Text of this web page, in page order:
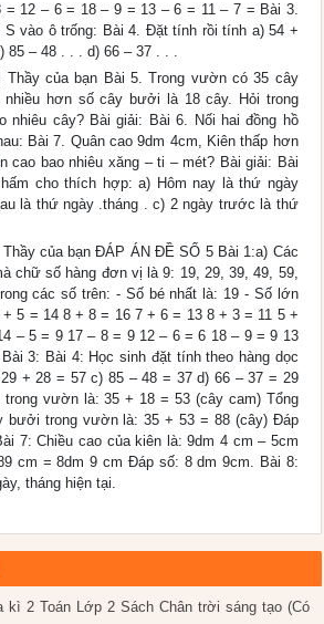
12 – 6 = 18 – 9 = 13 – 6 = 11 – 7 = Bài 3.
vào ô trống: Bài 4. Đặt tính rồi tính a) 54 +
85 – 48 . . . d) 66 – 37 . . .
Thầy của bạn Bài 5. Trong vườn có 35 cây
hơn số cây bưởi là 18 cây. Hỏi trong
nhiêu cây? Bài giải: Bài 6. Nối hai đồng hồ
Bài 7. Quân cao 9dm 4cm, Kiên thấp hơn
cao bao nhiêu xăng – ti – mét? Bài giải: Bài
cho thích hợp: a) Hôm nay là thứ ngày
là thứ ngày .tháng . c) 2 ngày trước là thứ
của bạn ĐÁP ÁN ĐỀ SỐ 5 Bài 1:a) Các
chữ số hàng đơn vị là 9: 19, 29, 39, 49, 59,
các số trên: - Số bé nhất là: 19 - Số lớn
5 = 14 8 + 8 = 16 7 + 6 = 13 8 + 3 = 11 5 +
– 5 = 9 17 – 8 = 9 12 – 6 = 6 18 – 9 = 9 13
3: Bài 4: Học sinh đặt tính theo hàng dọc
+ 28 = 57 c) 85 – 48 = 37 d) 66 – 37 = 29
trong vườn là: 35 + 18 = 53 (cây cam) Tổng
bưởi trong vườn là: 35 + 53 = 88 (cây) Đáp
7: Chiều cao của kiên là: 9dm 4 cm – 5cm
cm = 8dm 9 cm Đáp số: 8 dm 9cm. Bài 8:
tháng hiện tại.
kì 2 Toán Lớp 2 Sách Chân trời sáng tạo (Có